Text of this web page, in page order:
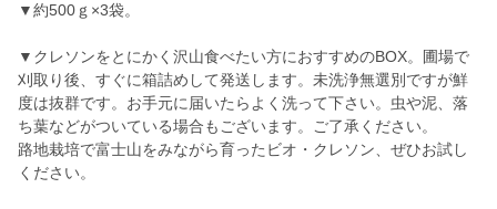
▼約500ｇ×3袋。
▼クレソンをとにかく沢山食べたい方におすすめのBOX。圃場で
刈取り後、すぐに箱詰めして発送します。未洗浄無選別ですが鮮
度は抜群です。お手元に届いたらよく洗って下さい。虫や泥、落
ち葉などがついている場合もございます。ご了承ください。
路地栽培で富士山をみながら育ったビオ・クレソン、ぜひお試し
ください。